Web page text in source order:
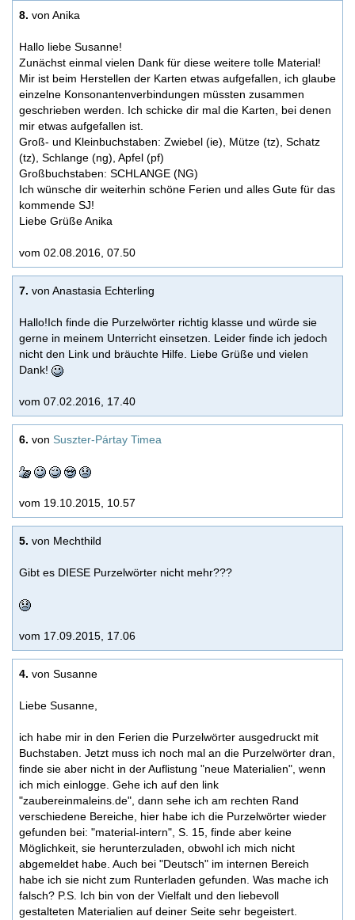
8. von Anika
Hallo liebe Susanne!
Zunächst einmal vielen Dank für diese weitere tolle Material!
Mir ist beim Herstellen der Karten etwas aufgefallen, ich glaube
einzelne Konsonantenverbindungen müssten zusammen
geschrieben werden. Ich schicke dir mal die Karten, bei denen
mir etwas aufgefallen ist.
Groß- und Kleinbuchstaben: Zwiebel (ie), Mütze (tz), Schatz
(tz), Schlange (ng), Apfel (pf)
Großbuchstaben: SCHLANGE (NG)
Ich wünsche dir weiterhin schöne Ferien und alles Gute für das
kommende SJ!
Liebe Grüße Anika
vom 02.08.2016, 07.50
7. von Anastasia Echterling
Hallo!Ich finde die Purzelwörter richtig klasse und würde sie
gerne in meinem Unterricht einsetzen. Leider finde ich jedoch
nicht den Link und bräuchte Hilfe. Liebe Grüße und vielen
Dank!
vom 07.02.2016, 17.40
6. von Suszter-Pártay Timea
vom 19.10.2015, 10.57
5. von Mechthild
Gibt es DIESE Purzelwörter nicht mehr???
vom 17.09.2015, 17.06
4. von Susanne
Liebe Susanne,
ich habe mir in den Ferien die Purzelwörter ausgedruckt mit
Buchstaben. Jetzt muss ich noch mal an die Purzelwörter dran,
finde sie aber nicht in der Auflistung "neue Materialien", wenn
ich mich einlogge. Gehe ich auf den link
"zaubereinmaleins.de", dann sehe ich am rechten Rand
verschiedene Bereiche, hier habe ich die Purzelwörter wieder
gefunden bei: "material-intern", S. 15, finde aber keine
Möglichkeit, sie herunterzuladen, obwohl ich mich nicht
abgemeldet habe. Auch bei "Deutsch" im internen Bereich
habe ich sie nicht zum Runterladen gefunden. Was mache ich
falsch? P.S. Ich bin von der Vielfalt und den liebevoll
gestalteten Materialien auf deiner Seite sehr begeistert.